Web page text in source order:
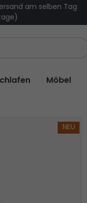
am selben Tag
Möbel
NEU